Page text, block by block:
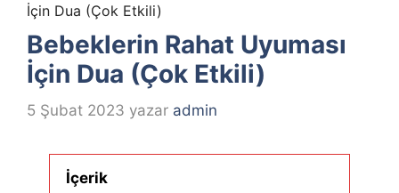
İçin Dua (Çok Etkili)
Bebeklerin Rahat Uyuması
İçin Dua (Çok Etkili)
5 Şubat 2023 yazar admin
İçerik